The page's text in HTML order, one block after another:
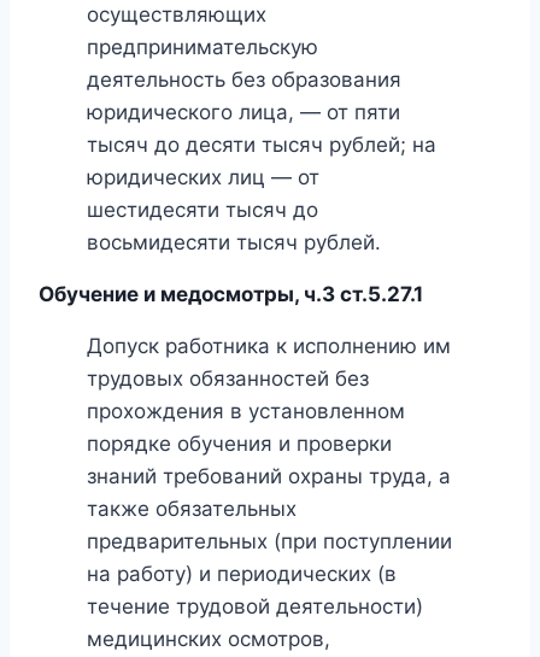
осуществляющих
предпринимательскую
деятельность без образования
юридического лица, — от пяти
тысяч до десяти тысяч рублей; на
юридических лиц — от
шестидесяти тысяч до
восьмидесяти тысяч рублей.
Обучение и медосмотры, ч.3 ст.5.27.1
Допуск работника к исполнению им
трудовых обязанностей без
прохождения в установленном
порядке обучения и проверки
знаний требований охраны труда, а
также обязательных
предварительных (при поступлении
на работу) и периодических (в
течение трудовой деятельности)
медицинских осмотров,